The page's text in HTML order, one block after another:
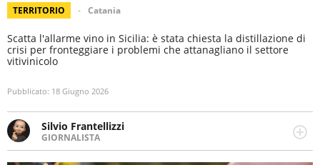
TERRITORIO Catania
Scatta l'allarme vino in Sicilia: è stata chiesta la distillazione di
crisi per fronteggiare i problemi che attanagliano il settore
vitivinicolo
Pubblicato: 18 Giugno 2026
Silvio Frantellizzi
GIORNALISTA
Giornalista pubblicista. Da oltre dieci anni si occupa di